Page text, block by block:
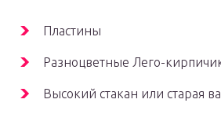
Пластины
Разноцветные Лего-
Высокий стакан или старая